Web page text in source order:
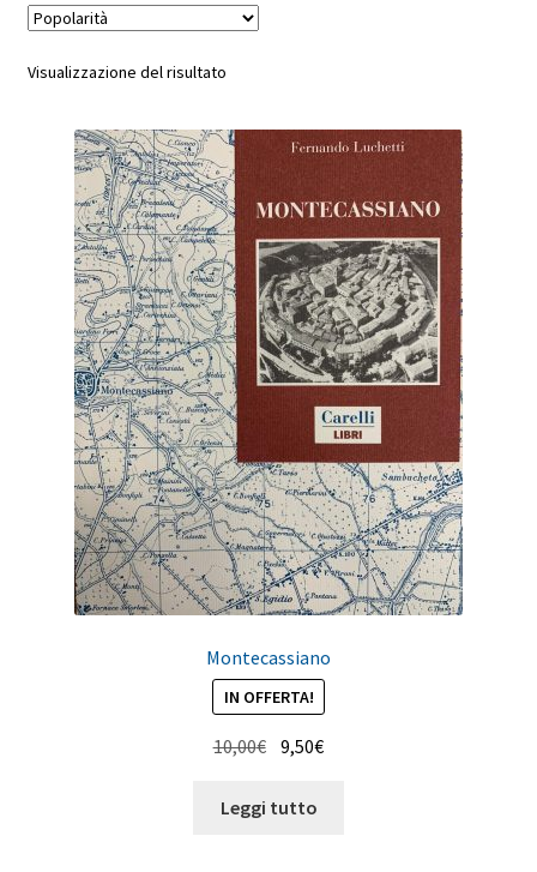
Visualizzazione del risultato
Montecassiano
IN OFFERTA!
10,00€
originale
9,50€Il
Leggi tutto